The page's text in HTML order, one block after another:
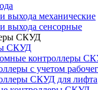
выхода механические
выхода сенсорные
СКУД
контроллеры
с учетом
СКУД для лифта